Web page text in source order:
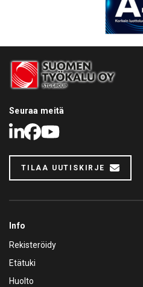
Seuraa meitä
LinkedIn
Facebook
Youtube
TILAA UUTISKIRJE
Info
Rekisteröidy
Etätuki
Huolto